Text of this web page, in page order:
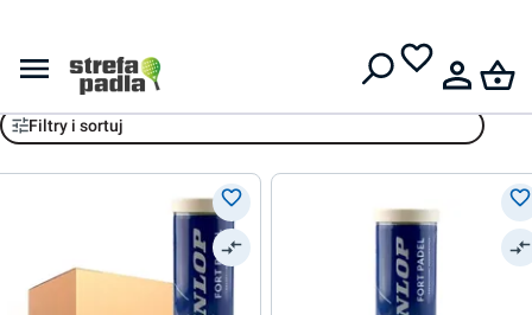
Dunlop
Filtry i sortuj